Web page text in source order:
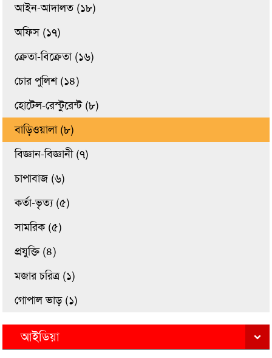
আইন-আদালত (১৮)
অফিস (১৭)
ক্রেতা-বিক্রেতা (১৬)
চোর পুলিশ (১৪)
হোটেল-রেস্টুরেন্ট (৮)
বাড়িওয়ালা (৮)
বিজ্ঞান-বিজ্ঞানী (৭)
চাপাবাজ (৬)
কর্তা-ভৃত্য (৫)
সামরিক (৫)
প্রযুক্তি (৪)
মজার চরিত্র (১)
গোপাল ভাড় (১)
আইডিয়া